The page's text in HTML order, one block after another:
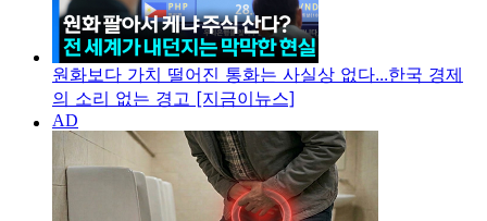
원화보다 가치 떨어진 통화는 사실상 없다...한국 경제
의 소리 없는 경고 [지금이뉴스]